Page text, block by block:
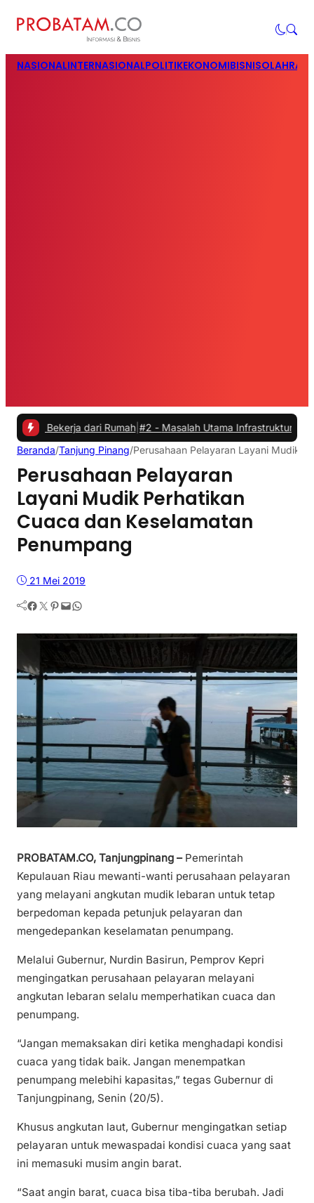
NASIONALINTERNASIONALPOLITIKEKONOMIBISNIS
dari Rumah|#2 -Masalah Utama Infrastruktur Pengisian
Beranda/Tanjung Pinang/Perusahaan Pelayaran Layani Mudik
Perusahaan Pelayaran
Layani Mudik Perhatikan
Cuaca dan Keselamatan
Penumpang
21 Mei 2019
Facebook Twitter Pinterest Mail WhatsApp
PROBATAM.CO, Tanjungpinang – Pemerintah
Kepulauan Riau mewanti-wanti perusahaan pelayaran
yang melayani angkutan mudik lebaran untuk tetap
berpedoman kepada petunjuk pelayaran dan
mengedepankan keselamatan penumpang.
Melalui Gubernur, Nurdin Basirun, Pemprov Kepri
mengingatkan perusahaan pelayaran melayani
angkutan lebaran selalu memperhatikan cuaca dan
penumpang.
“Jangan memaksakan diri ketika menghadapi kondisi
cuaca yang tidak baik. Jangan menempatkan
penumpang melebihi kapasitas,” tegas Gubernur di
Tanjungpinang, Senin (20/5).
Khusus angkutan laut, Gubernur mengingatkan setiap
pelayaran untuk mewaspadai kondisi cuaca yang saat
ini memasuki musim angin barat.
“Saat angin barat, cuaca bisa tiba-tiba berubah. Jadi